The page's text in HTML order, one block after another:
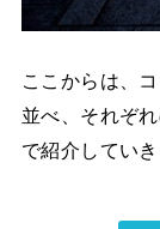
ここからは、
並べ、それぞ
で紹介していき